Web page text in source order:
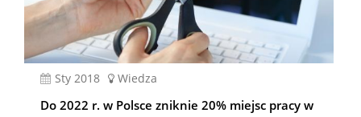
sty 2018 Wiedza
Do 2022 r. w Polsce zniknie 20% miejsc pracy w